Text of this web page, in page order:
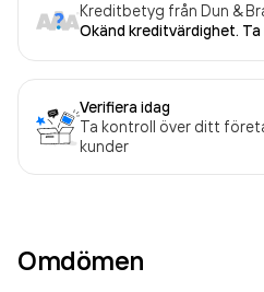
Kreditbetyg från Dun &
Okänd kreditvärdighet. Ta
Verifiera idag
Ta kontroll över ditt
kunder
Omdömen